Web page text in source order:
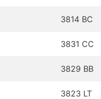
3814 BC
3831 CC
3829 BB
3823 LT